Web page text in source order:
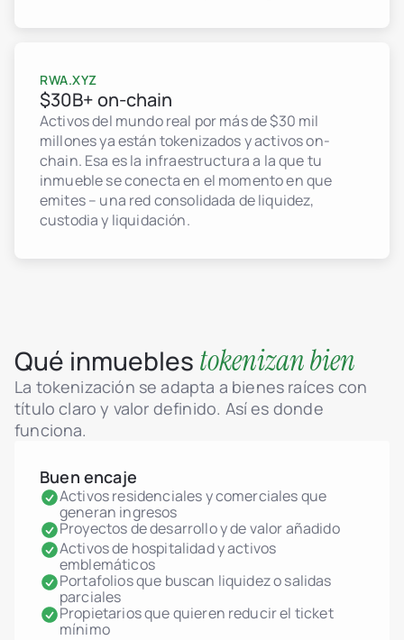
RWA.XYZ
$30B+ on-chain
Activos del mundo real por más de $30 mil
millones ya están tokenizados y activos on-
chain. Esa es la infraestructura a la que tu
inmueble se conecta en el momento en que
emites – una red consolidada de liquidez,
custodia y liquidación.
Qué inmuebles tokenizan bien
La tokenización se adapta a bienes raíces con
título claro y valor definido. Así es donde
funciona.
Buen encaje
Activos residenciales y comerciales que
generan ingresos
Proyectos de desarrollo y de valor añadido
Activos de hospitalidad y activos
emblemáticos
Portafolios que buscan liquidez o salidas
parciales
Propietarios que quieren reducir el ticket
mínimo